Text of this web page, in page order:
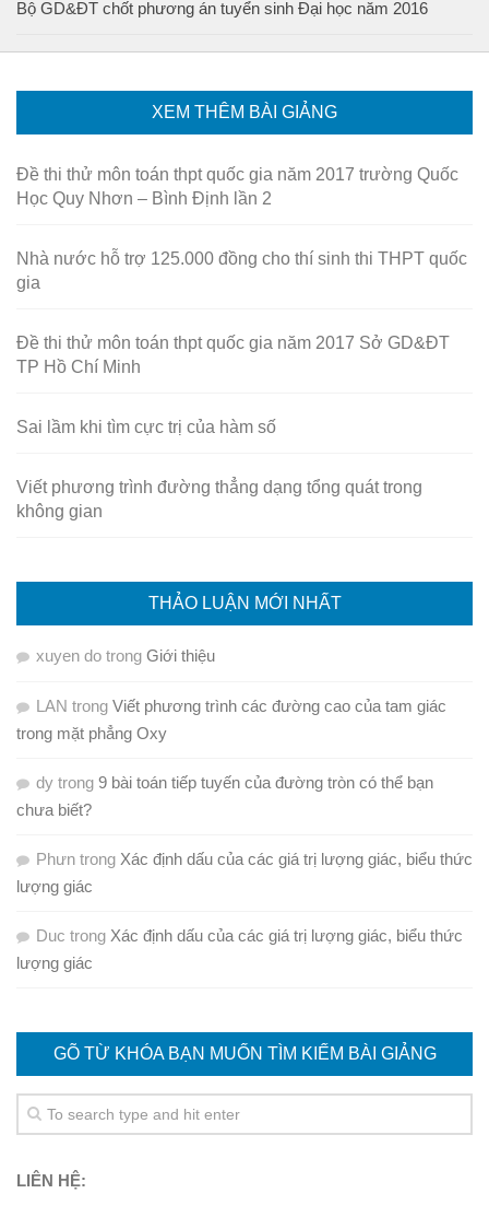
Bộ GD&ĐT chốt phương án tuyển sinh Đại học năm 2016
XEM THÊM BÀI GIẢNG
Đề thi thử môn toán thpt quốc gia năm 2017 trường Quốc
Học Quy Nhơn – Bình Định lần 2
Nhà nước hỗ trợ 125.000 đồng cho thí sinh thi THPT quốc
gia
Đề thi thử môn toán thpt quốc gia năm 2017 Sở GD&ĐT
TP Hồ Chí Minh
Sai lầm khi tìm cực trị của hàm số
Viết phương trình đường thẳng dạng tổng quát trong
không gian
THẢO LUẬN MỚI NHẤT
xuyen do trong Giới thiệu
LAN trong Viết phương trình các đường cao của tam giác
trong mặt phẳng Oxy
dy trong 9 bài toán tiếp tuyến của đường tròn có thể bạn
chưa biết?
Phưn trong Xác định dấu của các giá trị lượng giác, biểu thức
lượng giác
Duc trong Xác định dấu của các giá trị lượng giác, biểu thức
lượng giác
GÕ TỪ KHÓA BẠN MUỐN TÌM KIẾM BÀI GIẢNG
LIÊN HỆ: